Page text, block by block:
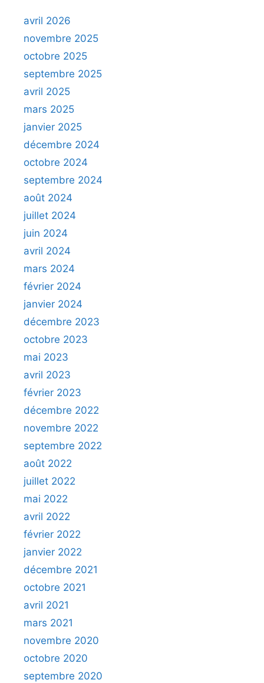
avril 2026
novembre 2025
octobre 2025
septembre 2025
avril 2025
mars 2025
janvier 2025
décembre 2024
octobre 2024
septembre 2024
août 2024
juillet 2024
juin 2024
avril 2024
mars 2024
février 2024
janvier 2024
décembre 2023
octobre 2023
mai 2023
avril 2023
février 2023
décembre 2022
novembre 2022
septembre 2022
août 2022
juillet 2022
mai 2022
avril 2022
février 2022
janvier 2022
décembre 2021
octobre 2021
avril 2021
mars 2021
novembre 2020
octobre 2020
septembre 2020